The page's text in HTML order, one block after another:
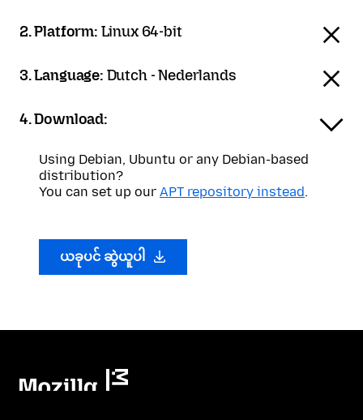
2. Platform: Linux 64-bit
3. Language: Dutch - Nederlands
4. Download:
Using Debian, Ubuntu or any Debian-based
distribution?
You can set up our APT repository instead.
ယခုပင် ဆွဲယူပါ